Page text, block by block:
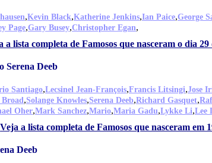
,Kevin Black,Katherine Jenkins,Ian Paice,George
Page,Gary Busey,Christopher Egan,
a lista completa de Famosos que nasceram o dia
Serena Deeb
Santiago,Lecsinel Jean-François,Francis Litsingi,Jose
,Solange Knowles,Serena Deeb,Richard Gasquet,
Oher,Mark Sanchez,Mario,Maria Gadu,Lykke Li,Lee
Veja a lista completa de Famosos que nasceram em
Deeb